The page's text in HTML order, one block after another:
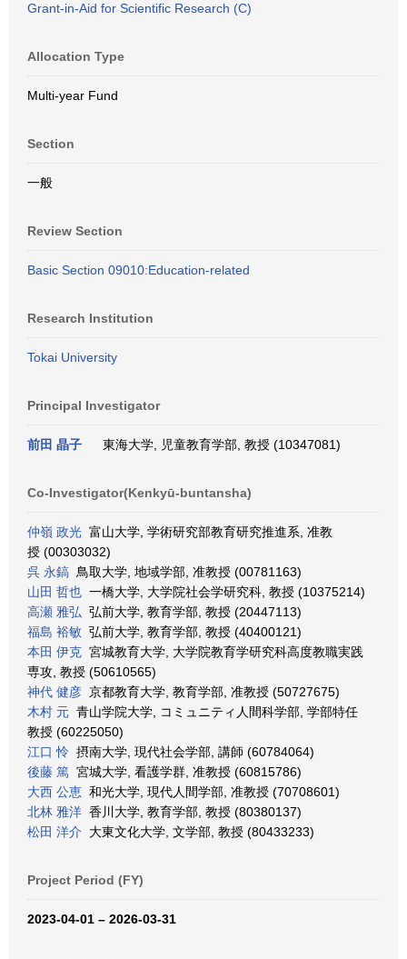
Grant-in-Aid for Scientific Research (C)
Allocation Type
Multi-year Fund
Section
一般
Review Section
Basic Section 09010:Education-related
Research Institution
Tokai University
Principal Investigator
前田 晶子 東海大学, 児童教育学部, 教授 (10347081)
Co-Investigator(Kenkyū-buntansha)
仲嶺 政光 富山大学, 学術研究部教育研究推進系, 准教
授 (00303032)
呉 永鎬 鳥取大学, 地域学部, 准教授 (00781163)
山田 哲也 一橋大学, 大学院社会学研究科, 教授 (10375214)
高瀬 雅弘 弘前大学, 教育学部, 教授 (20447113)
福島 裕敏 弘前大学, 教育学部, 教授 (40400121)
本田 伊克 宮城教育大学, 大学院教育学研究科高度教職実践
専攻, 教授 (50610565)
神代 健彦 京都教育大学, 教育学部, 准教授 (50727675)
木村 元 青山学院大学, コミュニティ人間科学部, 学部特任
教授 (60225050)
江口 怜 摂南大学, 現代社会学部, 講師 (60784064)
後藤 篤 宮城大学, 看護学群, 准教授 (60815786)
大西 公恵 和光大学, 現代人間学部, 准教授 (70708601)
北林 雅洋 香川大学, 教育学部, 教授 (80380137)
松田 洋介 大東文化大学, 文学部, 教授 (80433233)
Project Period (FY)
2023-04-01 – 2026-03-31